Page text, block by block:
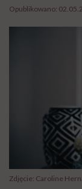
Opublikowano:
Zdjęcie: Caroline